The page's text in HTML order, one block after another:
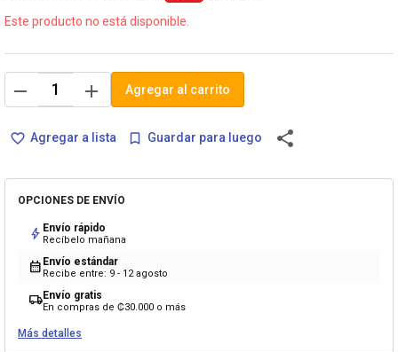
Este producto no está disponible.
remove add Agregar al carrito
favorite_border Agregar a lista bookmark_border Guardar para luego share
OPCIONES DE ENVÍO
bolt Envío rápido
Recíbelo mañana
calendar_month Envío estándar
Recibe entre: 9 - 12 agosto
local_shippingEnvío gratis
En compras de ₡30.000 o más
Más detalles